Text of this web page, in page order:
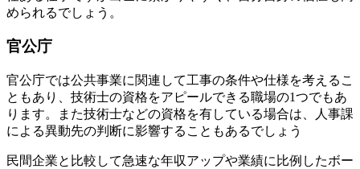
められるでしょう。
官公庁
官公庁では公共事業に関連して工事の条件や仕様を考えるこ
ともあり、技術士の資格をアピールできる職場の1つでもあ
ります。また技術士などの資格を有している場合は、人事課
による異動先の判断に影響することもあるでしょう
民間企業と比較して急速な年収アップや業績に比例したボー